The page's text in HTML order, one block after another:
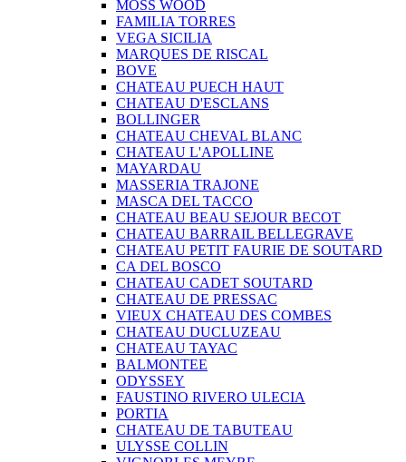
MOSS WOOD
FAMILIA TORRES
VEGA SICILIA
MARQUES DE RISCAL
BOVE
CHATEAU PUECH HAUT
CHATEAU D'ESCLANS
BOLLINGER
CHATEAU CHEVAL BLANC
CHATEAU L'APOLLINE
MAYARDAU
MASSERIA TRAJONE
MASCA DEL TACCO
CHATEAU BEAU SEJOUR BECOT
CHATEAU BARRAIL BELLEGRAVE
CHATEAU PETIT FAURIE DE SOUTARD
CA DEL BOSCO
CHATEAU CADET SOUTARD
CHATEAU DE PRESSAC
VIEUX CHATEAU DES COMBES
CHATEAU DUCLUZEAU
CHATEAU TAYAC
BALMONTEE
ODYSSEY
FAUSTINO RIVERO ULECIA
PORTIA
CHATEAU DE TABUTEAU
ULYSSE COLLIN